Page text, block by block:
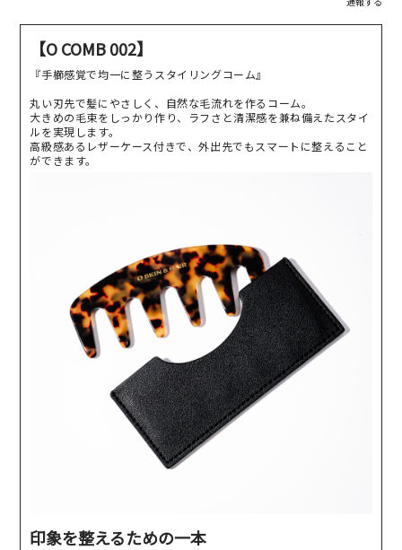
【O COMB 002】
『手櫛感覚で均一に整うスタイリングコーム』
丸い刃先で髪にやさしく、自然な毛流れを作るコーム。
大きめの毛束をしっかり作り、ラフさと清潔感を兼ね備えたスタイ
ルを実現します。
高級感あるレザーケース付きで、外出先でもスマートに整えること
ができます。
印象を整えるための一本